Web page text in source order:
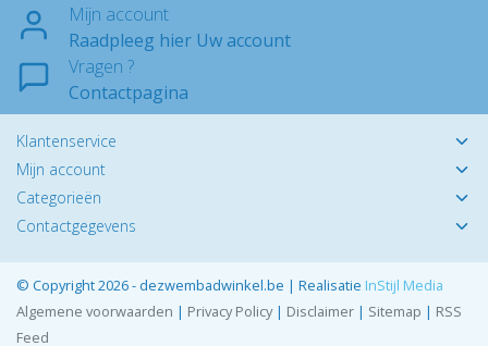
Mijn account
Raadpleeg hier Uw account
Vragen ?
Contactpagina
Klantenservice
Mijn account
Categorieën
Contactgegevens
© Copyright 2026 - dezwembadwinkel.be | Realisatie InStijl Media
Algemene voorwaarden | Privacy Policy| Disclaimer | Sitemap | RSS
Feed